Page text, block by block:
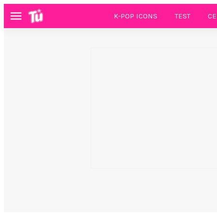
Menú K-POP ICONS TEST